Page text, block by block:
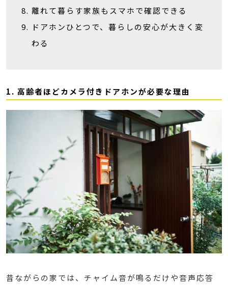
離れて暮らす家族もスマホで確認できる
ドアホンひとつで、暮らしの安心が大きく変
わる
1. 高齢者ほどカメラ付きドアホンが必要な理由
昔ながらの家では、チャイム音が鳴るだけや音声応答